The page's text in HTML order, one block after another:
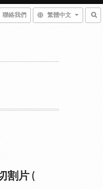
聯絡我們 繁體中文
割片 (